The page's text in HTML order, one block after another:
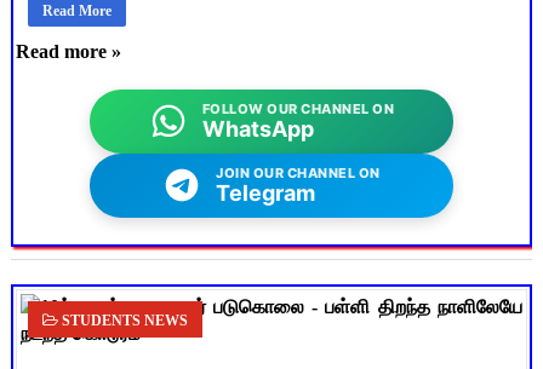
Read More
Read more »
FOLLOW OUR CHANNEL ON
WhatsApp
JOIN OUR CHANNEL ON
Telegram
STUDENTS NEWS